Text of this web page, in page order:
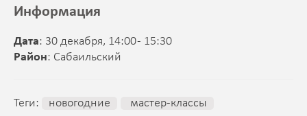
Информация
Дата: 30 декабря, 14:00 - 15:30
Район: Сабаильский
Теги: новогодние мастер-классы